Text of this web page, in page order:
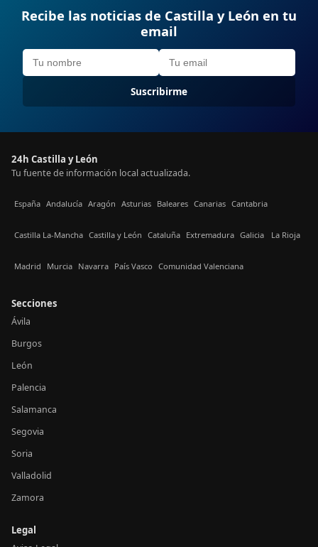
Recibe las noticias de Castilla y León en tu
email
Suscribirme
24h Castilla y León
Tu fuente de información local actualizada.
España Andalucía Aragón Asturias Baleares Canarias Cantabria
Castilla La-Mancha Castilla y León Cataluña Extremadura Galicia La Rioja
Madrid Murcia Navarra País Vasco Comunidad Valenciana
Secciones
Ávila
Burgos
León
Palencia
Salamanca
Segovia
Soria
Valladolid
Zamora
Legal